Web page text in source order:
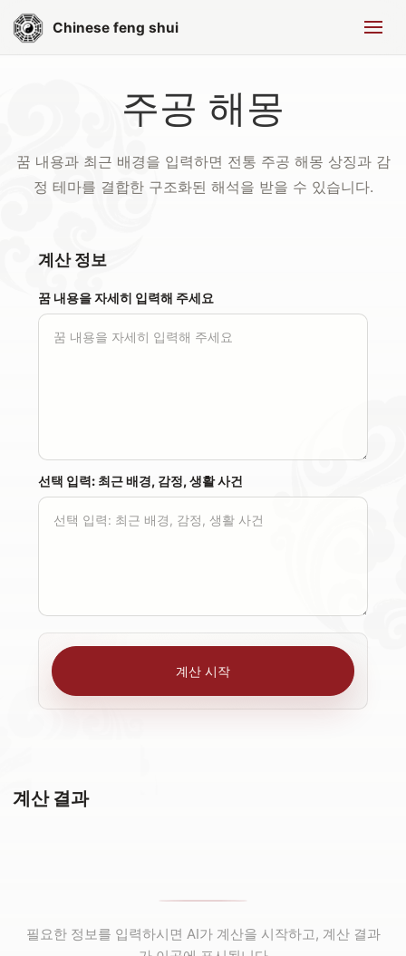
Chinese feng shui
주공 해몽
꿈 내용과 최근 배경을 입력하면 전통 주공 해몽 상징과 감
정 테마를 결합한 구조화된 해석을 받을 수 있습니다.
계산 정보
꿈 내용을 자세히 입력해 주세요
선택 입력: 최근 배경, 감정, 생활 사건
계산 시작
계산 결과
필요한 정보를 입력하시면 AI가 계산을 시작하고, 계산 결과